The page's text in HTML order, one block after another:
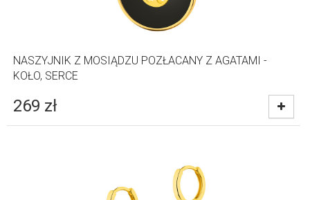
NASZYJNIK Z MOSIĄDZU POZŁACANY Z AGATAMI -
KOŁO, SERCE
269 zł